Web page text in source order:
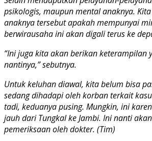
psikologis, maupun mental anaknya.
anaknya tersebut apakah mempunyai
berwirausaha ini akan digali terus ke
“Ini juga kita akan berikan keterampilan
nantinya,” sebutnya.
Untuk keluhan diawal, kita belum bisa
sedang dihadapi oleh korban terkait
tadi, keduanya pusing. Mungkin, ini
jauh dari Tungkal ke Jambi. Ini nanti
pemeriksaan oleh dokter. (Tim)